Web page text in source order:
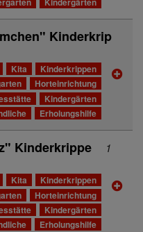
Kinderkrip
Kita
Kinderkrippen
Horteinrichtung
Kindergärten
Erholungshilfe
Kinderkrippe
1
Kita
Kinderkrippen
Horteinrichtung
Kindergärten
Erholungshilfe